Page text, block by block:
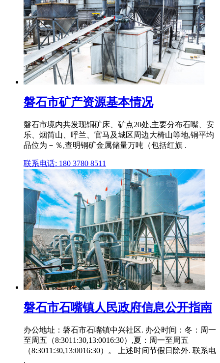
磐石市矿产资源基本情况
磐石市境内共发现铜矿床、矿点20处,主要分布石嘴、安
乐、烟筒山、呼兰、官马及城区周边大椅山等地,铜平均
品位为－％,查明铜矿金属储量万吨（包括红旗 .
联系电话: 180 3780 8511
磐石市石嘴镇人民政府信息公开指南
办公地址：磐石市石嘴镇中兴社区. 办公时间：冬：周一
至周五（8:3011:30,13:0016:30）,夏：周一至周五
（8:3011:30,13:0016:30）。 上述时间节假日除外. 联系电
.